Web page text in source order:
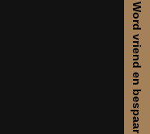
Word vriend en bespaar